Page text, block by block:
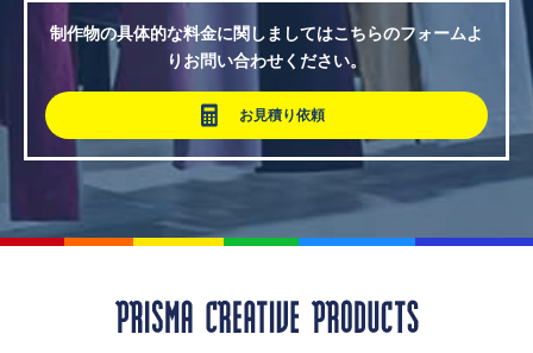
制作物の具体的な料金に関しましてはこちらのフォームよ
りお問い合わせください。
お見積り依頼